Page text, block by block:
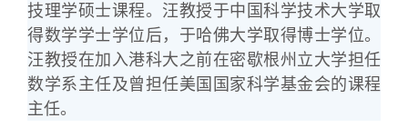
技理学硕士课程。汪教授于中国科学技术大学取
得数学学士学位后，于哈佛大学取得博士学位。
汪教授在加入港科大之前在密歇根州立大学担任
数学系主任及曾担任美国国家科学基金会的课程
主任。